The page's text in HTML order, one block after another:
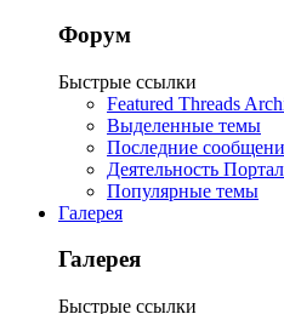
Форум
Быстрые ссылки
Featured Threads
Выделенные темы
Последние
Деятельность
Популярные темы
Галерея
Галерея
Быстрые ссылки